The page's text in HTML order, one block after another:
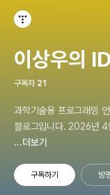
이상우의
구독자 21
과학기술용 프로그래밍
블로그입니다. 2026년
r.com/midikey)로 이전하
...더보기
구독하기 방